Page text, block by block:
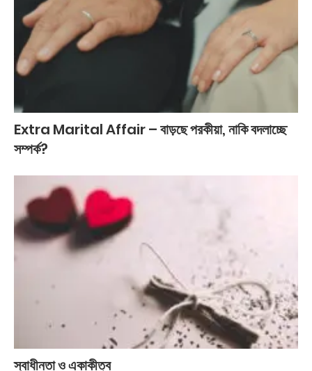
Extra Marital Affair – বাড়ছে পরকীয়া, নাকি বদলাচ্ছে
সম্পর্ক?
স্বাধীনতা ও একাকীত্ব